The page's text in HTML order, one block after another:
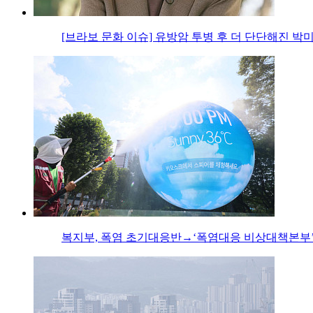
[브라보 문화 이슈] 유방암 투병 후 더 단단해진 박
복지부, 폭염 초기대응반→‘폭염대응 비상대책본부